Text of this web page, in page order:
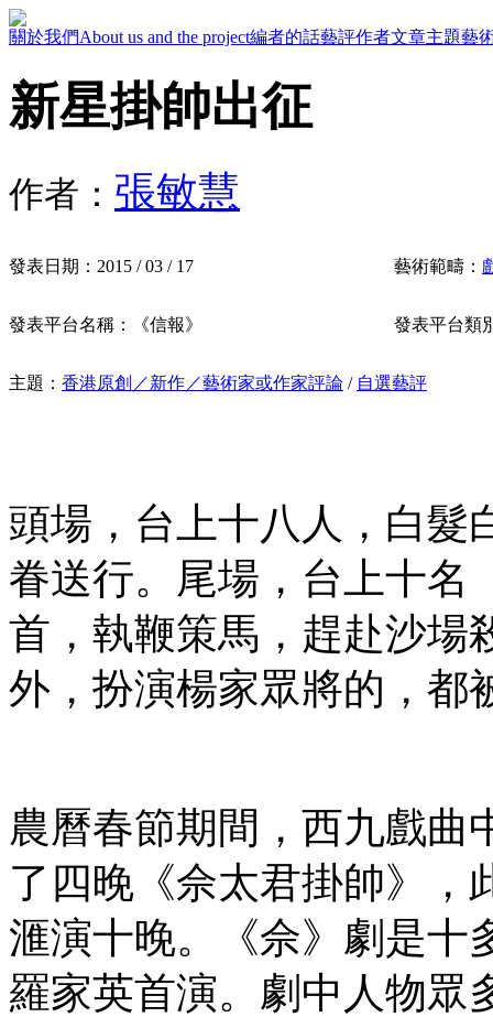
關於我們About us and the project編者的話藝評作者文章主題藝
新星掛帥出征
作者： 張敏慧
發表日期： 2015 / 03 / 17 藝術範疇：
發表平台名稱： 《信報》 發表平台類
主題： 香港原創／新作／藝術家或作家評論 / 自選藝評
頭場，台上十八人，白髮
眷送行。尾場，台上十名
首，執鞭策馬，趕赴沙場
外，扮演楊家眾將的，都
農曆春節期間，西九戲曲
了四晚《佘太君掛帥》，
滙演十晚。《佘》劇是十
羅家英首演。劇中人物眾